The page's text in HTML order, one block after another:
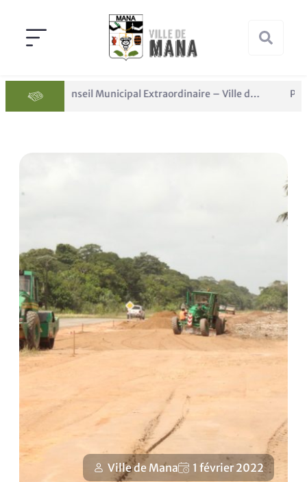
Conseil Municipal Extraordinaire – Ville de Mana du 05 juin 2026
Ville de Mana 1 février 2022